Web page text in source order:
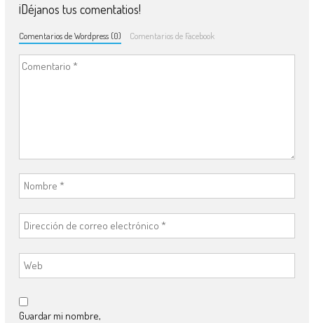
¡Déjanos tus comentatios!
Comentarios de Wordpress (0) Comentarios de Facebook
Guardar mi nombre,